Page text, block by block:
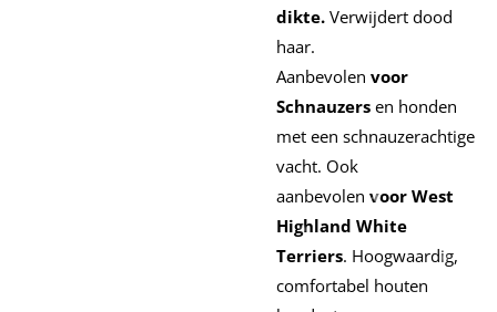
dikte. Verwijdert dood
haar.
Aanbevolen voor
Schnauzers en honden
met een schnauzerachtige
vacht. Ook
aanbevolen voor West
Highland White
Terriers. Hoogwaardig,
comfortabel houten